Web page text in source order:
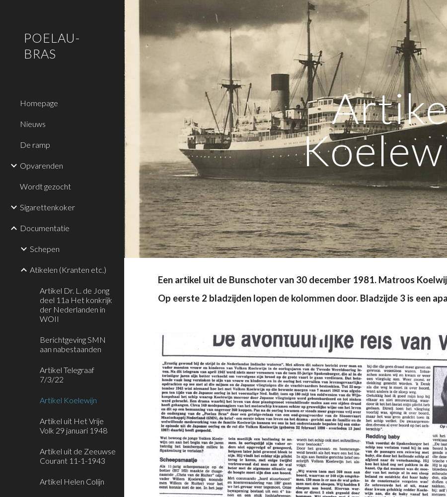
Skip to main content Skip to
POELAU-
BRAS
Homepage
Nieuws
De ramp
Opvarenden
Wordt gezocht
Sigarettenkoker
Documentatie
Schepen
Atikelen (Kranten etc.)
Artikel Dr. L. de Jong
deel 11a Het konkrijk
der Nederlanden in
WOII
Berichtgeving SMN
aan nabestaanden
Artikel Telegraaf
7/3/22
Artikel Koelewijn
Artikel uit Het Vrije
Volk 29 januari 1948
Artikel uit de Zeeuwse
Courant 11-1-1943
Artikel Helen Colijn
Een artikel uit de Bunschoter van 30 december 1981. Matroos
Op eerste 2 bladzijden lopen de kolommen door. Bladzijde 3 is een